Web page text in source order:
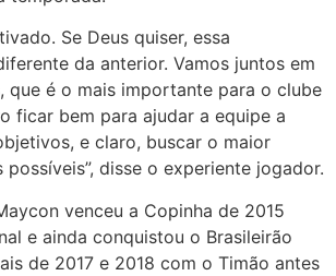
Se Deus quiser, essa
da anterior. Vamos juntos em
que é o mais importante para o clube
ficar bem para ajudar a equipe a
e claro, buscar o maior
disse o experiente jogador.
venceu a Copinha de 2015
e ainda conquistou o Brasileirão
de 2017 e 2018 com o Timão antes